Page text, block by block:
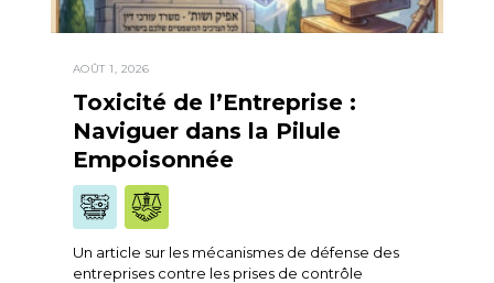
AOÛT 1, 2026
Toxicité de l’Entreprise :
Naviguer dans la Pilule
Empoisonnée
Un article sur les mécanismes de défense des
entreprises contre les prises de contrôle